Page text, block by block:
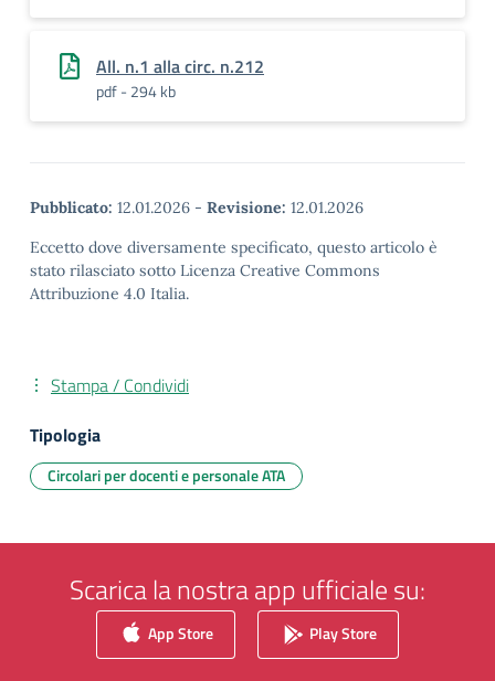
All. n.1 alla circ. n.212
pdf - 294 kb
Pubblicato: 12.01.2026 - Revisione: 12.01.2026
Eccetto dove diversamente specificato, questo articolo è
stato rilasciato sotto Licenza Creative Commons
Attribuzione 4.0 Italia.
Stampa / Condividi
Tipologia
Circolari per docenti e personale ATA
Scarica la nostra app ufficiale su:
App Store Play Store